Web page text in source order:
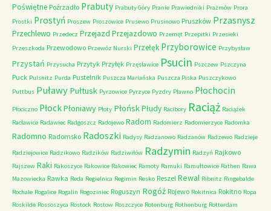
Poświętne Poźrzadło Prabuty Prabuty Góry Pranie Prawiedniki Prażmów Prora
Prostki Prostyń Proszew Proszowice Prusewo Prusinowo Pruszków Przasnysz
Przechlewo Przedecz Przejazd Przejazdowo Przemęt Przepitki Przesieki
Przeszkoda Przewodowo Przewóz Nurski Przełęk Przyborowice Przybysław
Przystań Przysucha Przytyk Przyłęk Przęsławice Psucin Pszczew Pszczyna
Puck Pulsnitz Purda Pustelnik Puszcza Mariańska Puszcza Piska Puszczykowo
Puttbus Puławy Pułtusk Pyrzowice Pyrzyce Pyzdry Pławno Płochocin
Płociczno PłockPłoniawy Płoty PłońskPłudy Racibory Raciąż Raciążek
Racławice Radawiec Radgoszcz Radojewo Radom Radomierz Radomierzyce Radomka
Radomno Radomsko Radoszki Radysy Radzanowo Radzanów Radzewo Radzieje
Radziejowice Radzikowo Radzików Radziwiłów Radzymin Radzyń Rajkowo
Rajszew Raki Rakoszyce Rakowice Rakowiec Ramoty Ramuki Ramułtowice Rathen Rawa
Mazowiecka Rawka Reda Regielnica Regimin Resko Reszel Rewal Ribnitz Ringebalde
Rochale Rogalice Rogalin Rogoziniec Roguszyn Rogóż Rojewo Rokitnica Rokitno Ropa
Roskilde Rossoszyca Rostock Rostow Roszczyce Rotenburg Rothenburg Rotterdam